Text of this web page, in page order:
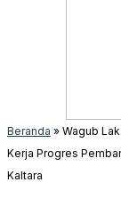
Beranda » Wagub
Kerja Progres
Kaltara